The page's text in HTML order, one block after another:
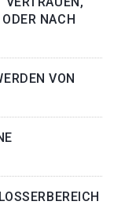
NACH
VON